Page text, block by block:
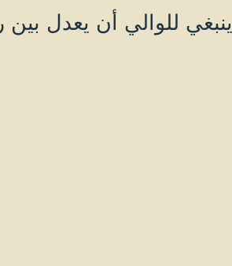
ينبغي للوالي أن يعدل بين